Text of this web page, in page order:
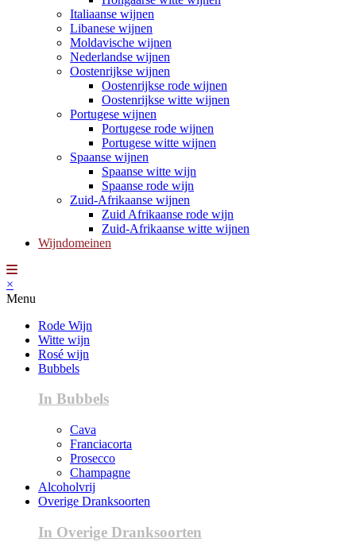
Italiaanse wijnen
Libanese wijnen
Moldavische wijnen
Nederlandse wijnen
Oostenrijkse wijnen
Oostenrijkse rode wijnen
Oostenrijkse witte wijnen
Portugese wijnen
Portugese rode wijnen
Portugese witte wijnen
Spaanse wijnen
Spaanse witte wijn
Spaanse rode wijn
Zuid-Afrikaanse wijnen
Zuid Afrikaanse rode wijn
Zuid-Afrikaanse witte wijnen
Wijndomeinen
×
Menu
Rode Wijn
Witte wijn
Rosé wijn
Bubbels
In Bubbels
Cava
Franciacorta
Prosecco
Champagne
Alcoholvrij
Overige Dranksoorten
In Overige Dranksoorten